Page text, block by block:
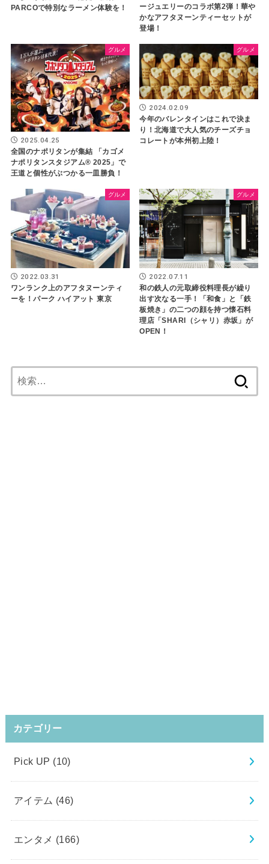
PARCOで特別なラーメン体験を！
ージュエリーのコラボ第2弾！華や
かなアフタヌーンティーセットが
登場！
グルメ
2025.04.25
全国のナポリタンが集結 「カゴメ
ナポリタンスタジアム® 2025」で
王道と個性がぶつかる一皿勝負！
グルメ
2024.02.09
今年のバレンタインはこれで決ま
り！北海道で大人気のチーズチョ
コレートが本州初上陸！
グルメ
2022.03.31
ワンランク上のアフタヌーンティ
ーを！パーク ハイアット 東京
グルメ
2022.07.11
和の鉄人の元取締役料理長が繰り
出す次なる一手！「和食」と「鉄
板焼き」の二つの顔を持つ懐石料
理店「SHARI（シャリ）赤坂」が
OPEN！
索:
カテゴリー
Pick UP (10)
アイテム (46)
エンタメ (166)